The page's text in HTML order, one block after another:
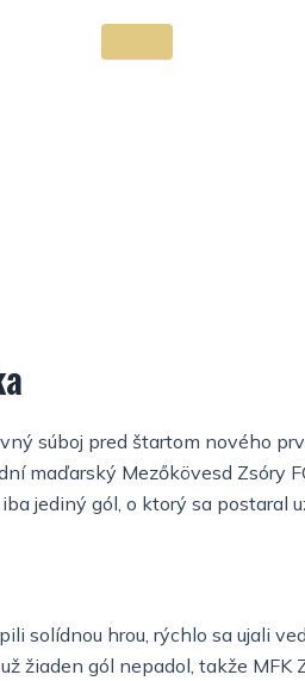
súboj pred štartom nového
maďarský Mezőkövesd Zsóry
jediný gól, o ktorý sa
solídnou hrou, rýchlo sa ujali
žiaden gól nepadol, takže